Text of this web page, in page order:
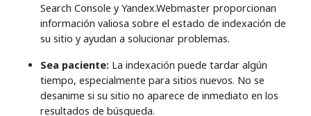
Search Console y Yandex.Webmaster proporcionan
información valiosa sobre el estado de indexación de
su sitio y ayudan a solucionar problemas.
Sea paciente: La indexación puede tardar algún
tiempo, especialmente para sitios nuevos. No se
desanime si su sitio no aparece de inmediato en los
resultados de búsqueda.